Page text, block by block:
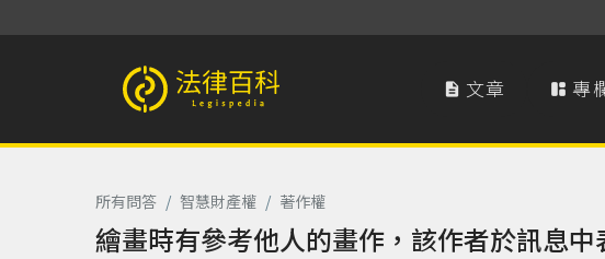
法律百科 Legispedia  文章  專
所有問答 / 智慧財產權 / 著作權
繪畫時有參考他人的畫作，該作者於訊息